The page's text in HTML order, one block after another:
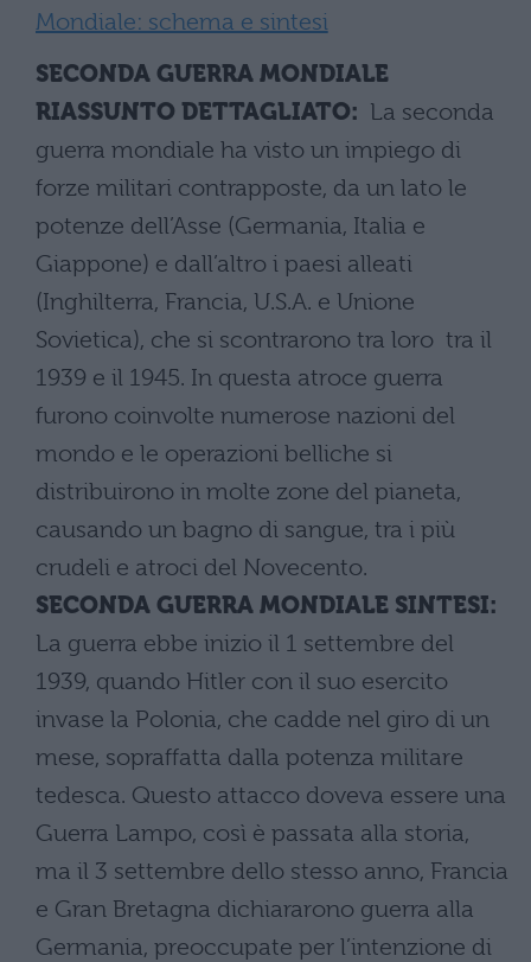
Mondiale: schema e sintesi
SECONDA GUERRA MONDIALE
RIASSUNTO DETTAGLIATO: La seconda
guerra mondiale ha visto un impiego di
forze militari contrapposte, da un lato le
potenze dell’Asse (Germania, Italia e
Giappone) e dall’altro i paesi alleati
(Inghilterra, Francia, U.S.A. e Unione
Sovietica), che si scontrarono tra loro tra il
1939 e il 1945. In questa atroce guerra
furono coinvolte numerose nazioni del
mondo e le operazioni belliche si
distribuirono in molte zone del pianeta,
causando un bagno di sangue, tra i più
crudeli e atroci del Novecento.
SECONDA GUERRA MONDIALE SINTESI:
La guerra ebbe inizio il 1 settembre del
1939, quando Hitler con il suo esercito
invase la Polonia, che cadde nel giro di un
mese, sopraffatta dalla potenza militare
tedesca. Questo attacco doveva essere una
Guerra Lampo, così è passata alla storia,
ma il 3 settembre dello stesso anno, Francia
e Gran Bretagna dichiararono guerra alla
Germania, preoccupate per l’intenzione di